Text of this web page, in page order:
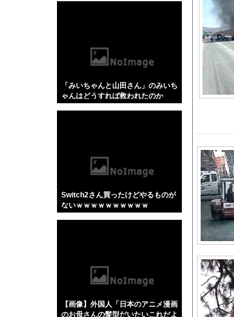
「みいちゃんと山田さん」のみいち
ゃんはどうすれば救われたのか
Switch2さん買ったけどやるものが
ないｗｗｗｗｗｗｗｗｗｗ
【画像】外国人「日本のアニメ漫画
のお母さんの髪型だいたいこれだよ
FANZA
【画像】
【朗報】
【Xの車
【ポロリ
【衝撃】
【動画】
44歳バツ
【シャニ
もしも日
車中泊で
ヤク奥川
【悲報】
【画像】
川底に沈
竹﨑由